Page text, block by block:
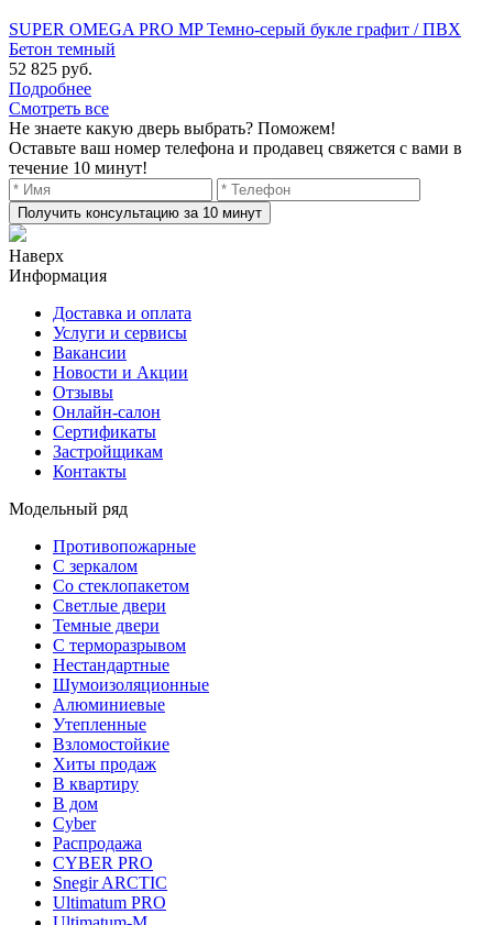
SUPER OMEGA PRO MP Темно-серый букле графит / ПВХ
Бетон темный
52 825 руб.
Подробнее
Смотреть все
Не знаете какую дверь выбрать? Поможем!
Оставьте ваш номер телефона и продавец свяжется с вами в
течение 10 минут!
Получить консультацию за 10 минут
Наверх
Информация
Доставка и оплата
Услуги и сервисы
Вакансии
Новости и Акции
Отзывы
Онлайн-салон
Сертификаты
Застройщикам
Контакты
Модельный ряд
Противопожарные
С зеркалом
Со стеклопакетом
Светлые двери
Темные двери
С терморазрывом
Нестандартные
Шумоизоляционные
Алюминиевые
Утепленные
Взломостойкие
Хиты продаж
В квартиру
В дом
Cyber
Распродажа
CYBER PRO
Snegir ARCTIC
Ultimatum PRO